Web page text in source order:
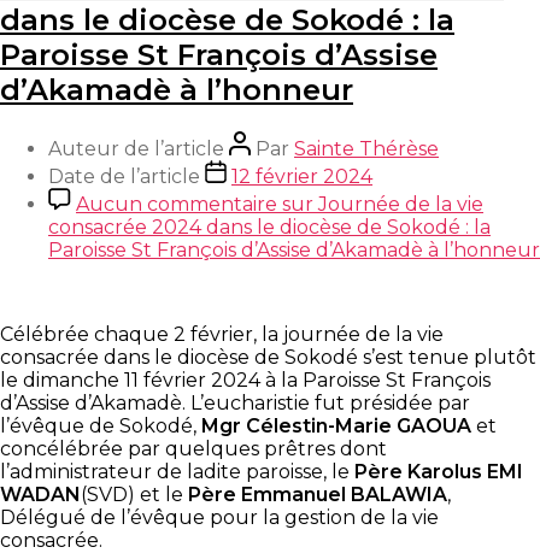
dans le diocèse de Sokodé : la
Paroisse St François d’Assise
d’Akamadè à l’honneur
Auteur de l’article Par Sainte Thérèse
Date de l’article
12 février 2024
Aucun commentaire sur Journée de la vie
consacrée 2024 dans le diocèse de Sokodé : la
Paroisse St François d’Assise d’Akamadè à l’honneur
Célébrée chaque 2 février, la journée de la vie
consacrée dans le diocèse de Sokodé s’est tenue plutôt
le dimanche 11 février 2024 à la Paroisse St François
d’Assise d’Akamadè. L’eucharistie fut présidée par
l’évêque de Sokodé, Mgr Célestin-Marie GAOUA et
concélébrée par quelques prêtres dont
l’administrateur de ladite paroisse, le Père Karolus EMI
WADAN(SVD) et le Père Emmanuel BALAWIA,
Délégué de l’évêque pour la gestion de la vie
consacrée.